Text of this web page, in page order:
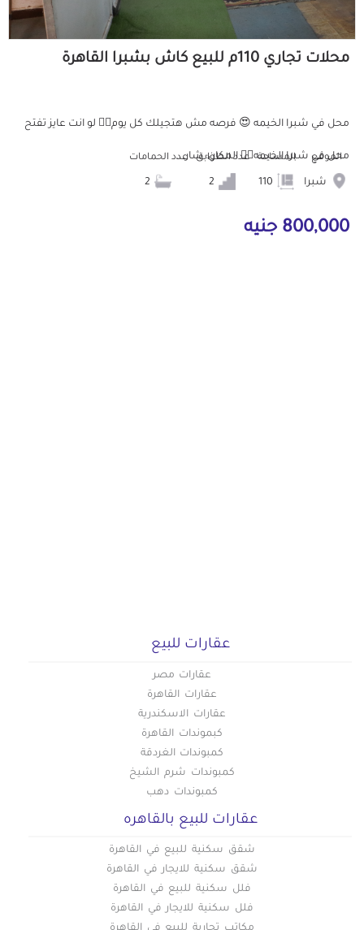
محلات تجاري 110م للبيع كاش بشبرا القاهرة
محل في شبرا الخيمه 😍 فرصه مش هتجيلك كل يوم👌🏻 لو انت عايز تفتح
محل في شبرا الخيمه👌🏻 المكان: شار...
الموقع
شبرا
المساحة عدد الطوابق عدد الحمامات
800,000 جنيه
عقارات للبيع
عقارات مصر
عقارات القاهرة
عقارات الاسكندرية
كبموندات القاهرة
كمبوندات الغردقة
كمبوندات شرم الشيخ
كمبوندات دهب
عقارات للبيع بالقاهره
شقق سكنية للبيع في القاهرة
شقق سكنية للايجار في القاهرة
فلل سكنية للبيع في القاهرة
فلل سكنية للايجار في القاهرة